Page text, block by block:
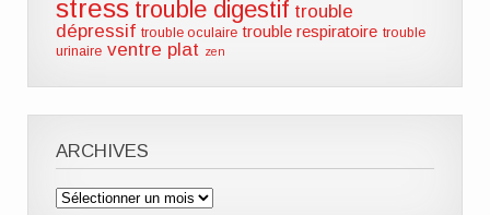
stress trouble digestif trouble
dépressif trouble oculaire trouble respiratoire trouble
urinaire ventre plat zen
ARCHIVES
Archives